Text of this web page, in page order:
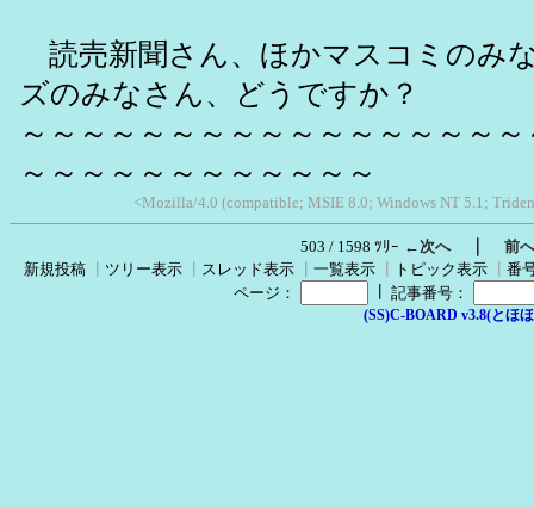
読売新聞さん、ほかマスコミのみ
ズのみなさん、どうですか？
～～～～～～～～～～～～～～～～
～～～～～～～～～～～～
<Mozilla/4.0 (compatible; MSIE 8.0; Windows NT 5.1;
503 / 1598 ﾂﾘｰ ←次へ｜ 前
新規投稿
ツリー表示 スレッド表示 一覧表示 トピック表示
番
ページ：
記事番号：
(SS)C-BOARD v3.8(とほ